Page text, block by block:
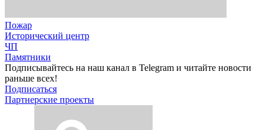
Пожар
Исторический центр
ЧП
Памятники
Подписывайтесь на наш канал в Telegram и читайте новости
раньше всех!
Подписаться
Партнерские проекты